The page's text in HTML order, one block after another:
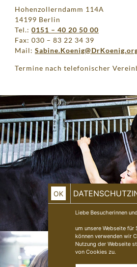
Hohenzollerndamm 114A
14199 Berlin
Tel.: 0151 – 40 20 50 00
Fax: 030 – 83 22 34 39
Mail:
Termine nach telefonischer
Liebe Besucherinnen
um unsere Webseite
können verwenden wir
Nutzung der Webseite
von Cookies zu.
OK